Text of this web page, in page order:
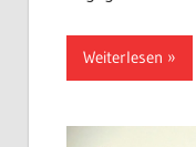
Weiterlesen